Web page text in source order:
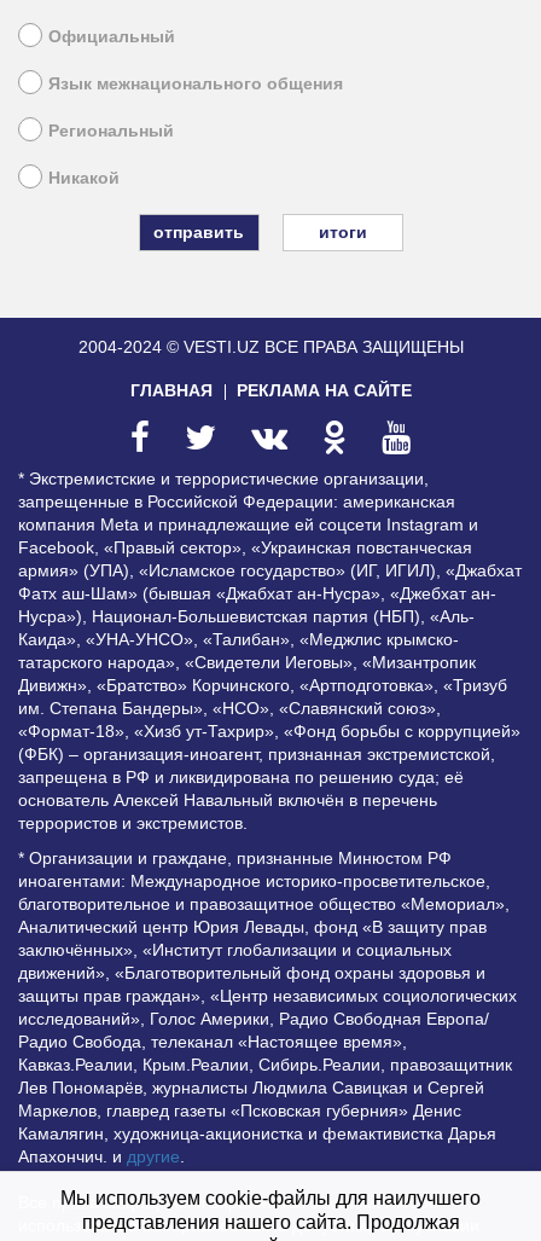
Официальный
Язык межнационального общения
Региональный
Никакой
итоги
2004-2024 © VESTI.UZ ВСЕ ПРАВА ЗАЩИЩЕНЫ
ГЛАВНАЯ РЕКЛАМА НА САЙТЕ
* Экстремистские и террористические организации,
запрещенные в Российской Федерации: американская
компания Meta и принадлежащие ей соцсети Instagram и
Facebook, «Правый сектор», «Украинская повстанческая
армия» (УПА), «Исламское государство» (ИГ, ИГИЛ), «Джабхат
Фатх аш-Шам» (бывшая «Джабхат ан-Нусра», «Джебхат ан-
Нусра»), Национал-Большевистская партия (НБП), «Аль-
Каида», «УНА-УНСО», «Талибан», «Меджлис крымско-
татарского народа», «Свидетели Иеговы», «Мизантропик
Дивижн», «Братство» Корчинского, «Артподготовка», «Тризуб
им. Степана Бандеры», «НСО», «Славянский союз»,
«Формат-18», «Хизб ут-Тахрир», «Фонд борьбы с коррупцией»
(ФБК) – организация-иноагент, признанная экстремистской,
запрещена в РФ и ликвидирована по решению суда; её
основатель Алексей Навальный включён в перечень
террористов и экстремистов.
* Организации и граждане, признанные Минюстом РФ
иноагентами: Международное историко-просветительское,
благотворительное и правозащитное общество «Мемориал»,
Аналитический центр Юрия Левады, фонд «В защиту прав
заключённых», «Институт глобализации и социальных
движений», «Благотворительный фонд охраны здоровья и
защиты прав граждан», «Центр независимых социологических
исследований», Голос Америки, Радио Свободная Европа/
Радио Свобода, телеканал «Настоящее время»,
Кавказ.Реалии, Крым.Реалии, Сибирь.Реалии, правозащитник
Лев Пономарёв, журналисты Людмила Савицкая и Сергей
Маркелов, главред газеты «Псковская губерния» Денис
Камалягин, художница-акционистка и фемактивистка Дарья
Апахончич. и другие
Все права защищены и охраняются законом. Любое
использование материалов сайта допустимо при условии
Мы используем cookie-файлы для наилучшего
представления нашего сайта. Продолжая